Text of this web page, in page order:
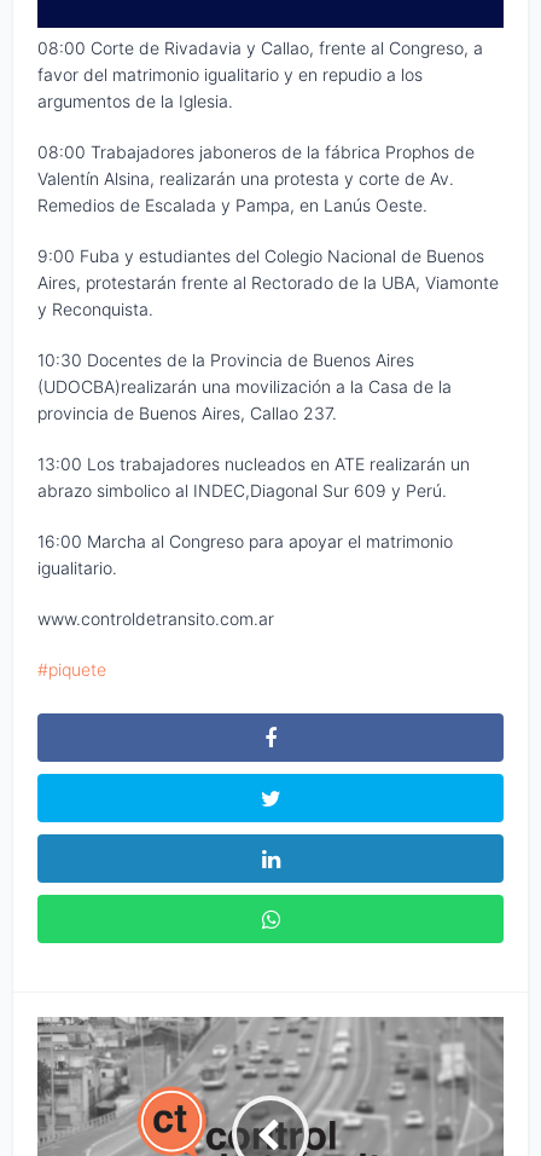
08:00 Corte de Rivadavia y Callao, frente al Congreso, a
favor del matrimonio igualitario y en repudio a los
argumentos de la Iglesia.
08:00 Trabajadores jaboneros de la fábrica Prophos de
Valentín Alsina, realizarán una protesta y corte de Av.
Remedios de Escalada y Pampa, en Lanús Oeste.
9:00 Fuba y estudiantes del Colegio Nacional de Buenos
Aires, protestarán frente al Rectorado de la UBA, Viamonte
y Reconquista.
10:30 Docentes de la Provincia de Buenos Aires
(UDOCBA)realizarán una movilización a la Casa de la
provincia de Buenos Aires, Callao 237.
13:00 Los trabajadores nucleados en ATE realizarán un
abrazo simbolico al INDEC,Diagonal Sur 609 y Perú.
16:00 Marcha al Congreso para apoyar el matrimonio
igualitario.
www.controldetransito.com.ar
piquete